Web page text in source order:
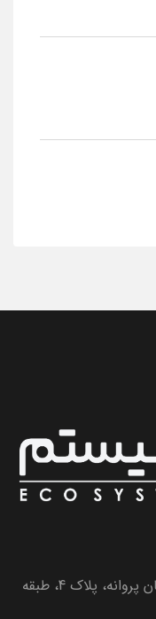
تهران، بزرگراه جلال آل احمد، خیابان پروانه، پلاک 4، طبقه